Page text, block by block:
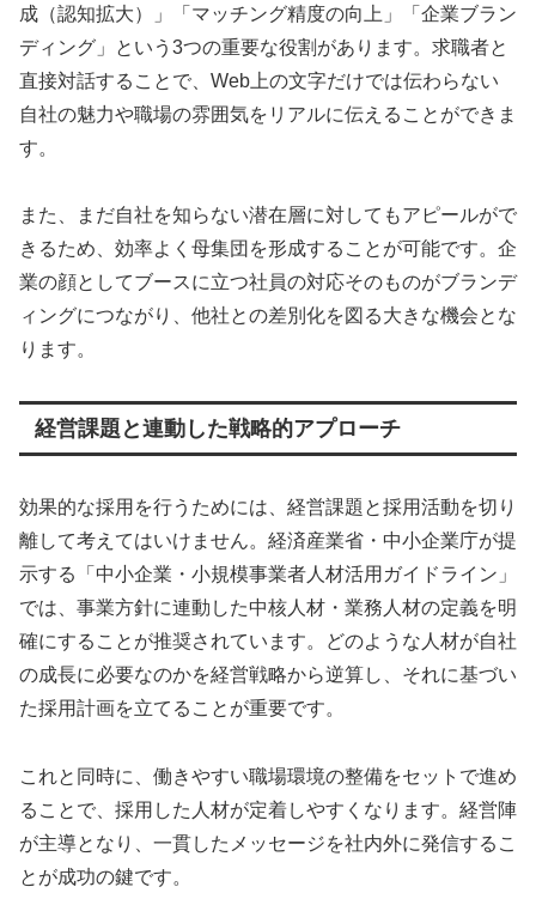
成（認知拡大）」「マッチング精度の向上」「企業ブラン
ディング」という3つの重要な役割があります。求職者と
直接対話することで、Web上の文字だけでは伝わらない
自社の魅力や職場の雰囲気をリアルに伝えることができま
す。
また、まだ自社を知らない潜在層に対してもアピールがで
きるため、効率よく母集団を形成することが可能です。企
業の顔としてブースに立つ社員の対応そのものがブランデ
ィングにつながり、他社との差別化を図る大きな機会とな
ります。
経営課題と連動した戦略的アプローチ
効果的な採用を行うためには、経営課題と採用活動を切り
離して考えてはいけません。経済産業省・中小企業庁が提
示する「中小企業・小規模事業者人材活用ガイドライン」
では、事業方針に連動した中核人材・業務人材の定義を明
確にすることが推奨されています。どのような人材が自社
の成長に必要なのかを経営戦略から逆算し、それに基づい
た採用計画を立てることが重要です。
これと同時に、働きやすい職場環境の整備をセットで進め
ることで、採用した人材が定着しやすくなります。経営陣
が主導となり、一貫したメッセージを社内外に発信するこ
とが成功の鍵です。